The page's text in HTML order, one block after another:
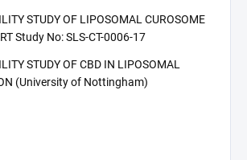
STUDY OF LIPOSOMAL CUROSOME
Study No: SLS-CT-0006-17
STUDY OF CBD IN LIPOSOMAL
(University of Nottingham)